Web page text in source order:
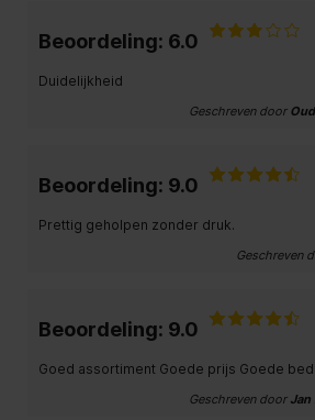
Beoordeling: 6.0
Duidelijkheid
Geschreven door
Beoordeling: 9.0
Prettig geholpen zonder druk.
Geschreven
Beoordeling: 9.0
Goed assortiment Goede prijs Goede
Geschreven door Jan